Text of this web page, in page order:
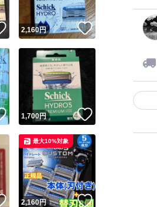
いいね！
2,160円 いいね！
いいね！
1,700円
いいね！
2,160円 いいね！
最大10%対象